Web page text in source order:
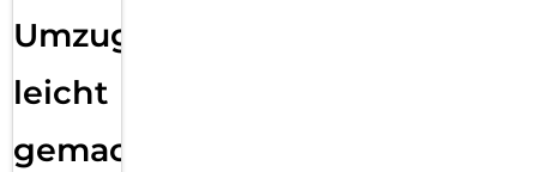
Umzug
leicht
gemacht!